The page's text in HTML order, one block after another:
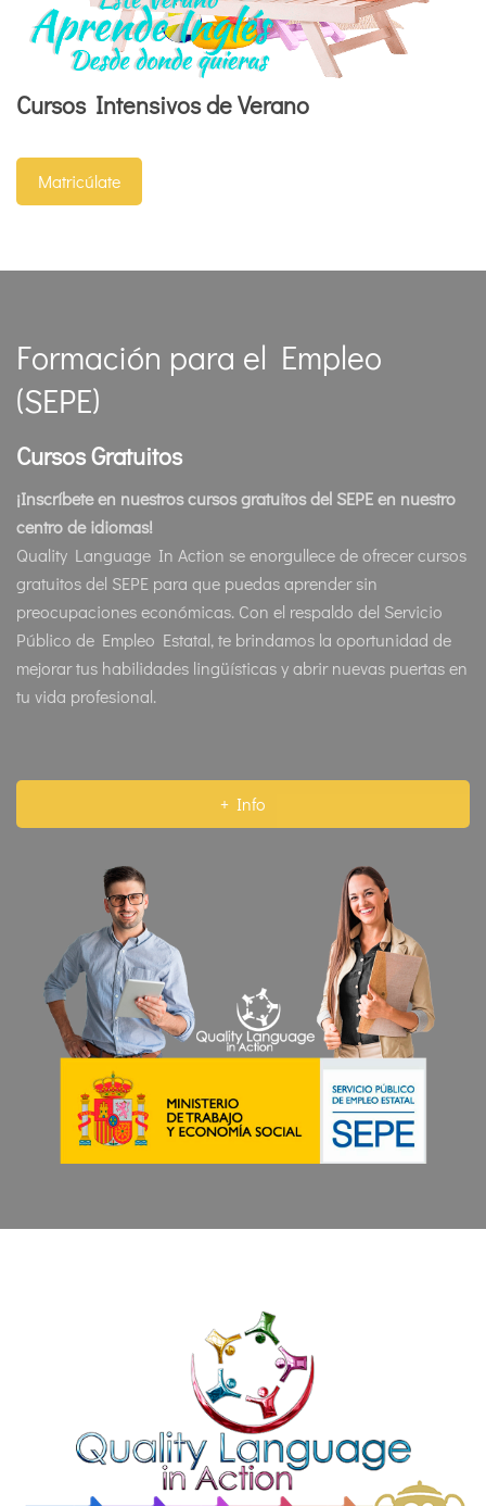
Cursos Intensivos de Verano
Matricúlate
Formación para el Empleo
(SEPE)
Cursos Gratuitos
¡Inscríbete en nuestros cursos gratuitos del SEPE en nuestro
centro de idiomas!
Quality Language In Action se enorgullece de ofrecer cursos
gratuitos del SEPE para que puedas aprender sin
preocupaciones económicas. Con el respaldo del Servicio
Público de Empleo Estatal, te brindamos la oportunidad de
mejorar tus habilidades lingüísticas y abrir nuevas puertas en
tu vida profesional.
+ Info